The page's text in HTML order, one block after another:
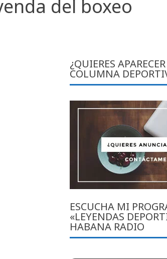
del boxeo
¿QUIERES
COLUMNA
ESCUCHA MI
«LEYENDAS
HABANA RADIO